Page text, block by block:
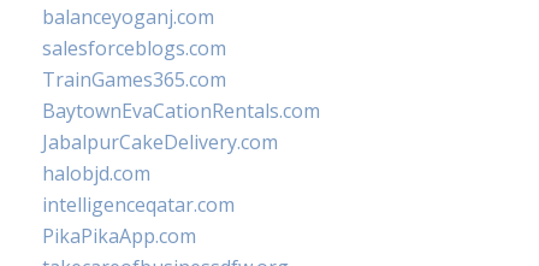
balanceyoganj.com
salesforceblogs.com
TrainGames365.com
BaytownEvaCationRentals.com
JabalpurCakeDelivery.com
halobjd.com
intelligenceqatar.com
PikaPikaApp.com